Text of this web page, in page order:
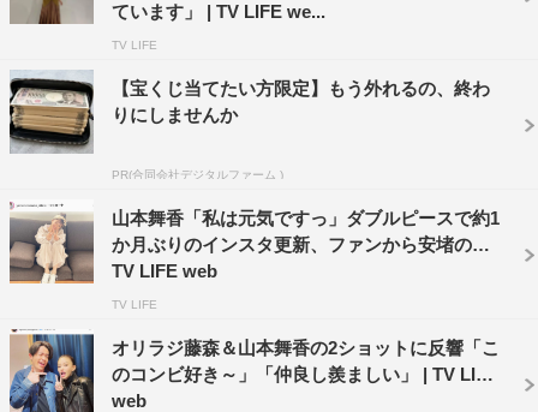
ています」 | TV LIFE we...
TV LIFE
【宝くじ当てたい方限定】もう外れるの、終わ
りにしませんか
PR(合同会社デジタルファーム )
山本舞香「私は元気ですっ」ダブルピースで約1
か月ぶりのインスタ更新、ファンから安堵の声 |
TV LIFE web
TV LIFE
オリラジ藤森＆山本舞香の2ショットに反響「こ
のコンビ好き～」「仲良し羨ましい」 | TV LIFE
web